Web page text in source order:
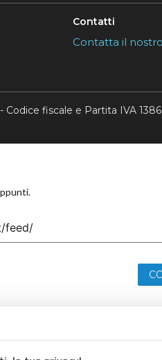
Contatti
Contatta il
Codice fiscale e Partita IVA